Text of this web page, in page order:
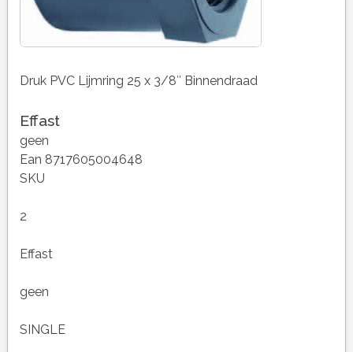
Druk PVC Lijmring 25 x 3/8″ Binnendraad
Effast
geen
Ean 8717605004648
SKU
2
Effast
geen
SINGLE